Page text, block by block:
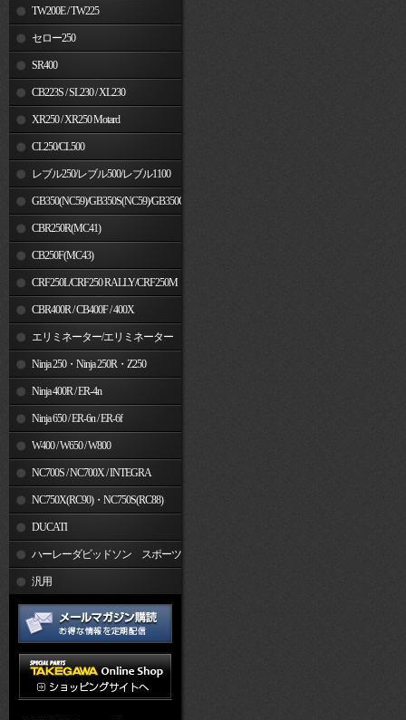
TW200E / TW225
セロー250
SR400
CB223S / SL230 / XL230
XR250 / XR250 Motard
CL250/CL500
レブル250/レブル500/レブル1100
GB350(NC59)/GB350S(NC59)/GB350C(NC64)
CBR250R(MC41)
CB250F(MC43)
CRF250L/CRF250 RALLY/CRF250M
CBR400R / CB400F / 400X
エリミネーター/エリミネーター
SE Ninja 250・Ninja 250R・Z250
Ninja 400R / ER-4n
Ninja 650 / ER-6n / ER-6f
W400 / W650 / W800
NC700S / NC700X / INTEGRA
NC750X(RC90)・NC750S(RC88)
DUCATI
ハーレーダビッドソン スポーツ
スター汎用